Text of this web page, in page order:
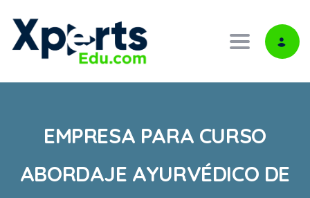
Toggle
EMPRESA PARA CURSO
ABORDAJE AYURVÉDICO DE